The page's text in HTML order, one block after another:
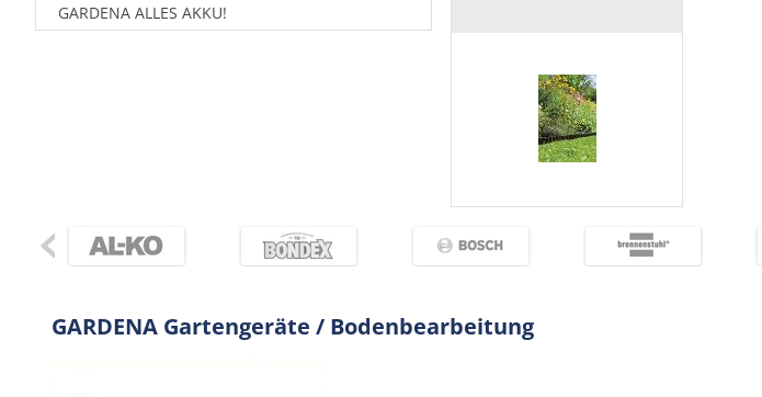
GARDENA ALLES AKKU!
GARDENA Gartengeräte / Bodenbearbeitung